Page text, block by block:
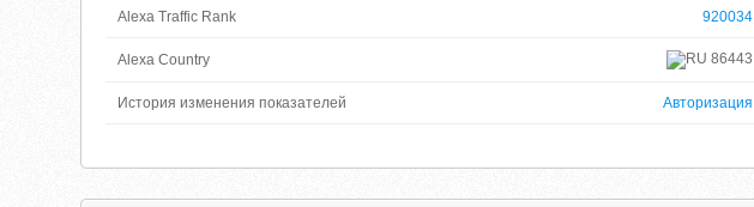
Alexa Traffic Rank 920034
Alexa Country 86443
История изменения показателей Авторизация